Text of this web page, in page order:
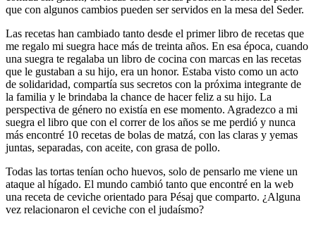
que con algunos cambios pueden ser servidos en la mesa del Seder.
Las recetas han cambiado tanto desde el primer libro de recetas que
me regalo mi suegra hace más de treinta años. En esa época, cuando
una suegra te regalaba un libro de cocina con marcas en las recetas
que le gustaban a su hijo, era un honor. Estaba visto como un acto
de solidaridad, compartía sus secretos con la próxima integrante de
la familia y le brindaba la chance de hacer feliz a su hijo. La
perspectiva de género no existía en ese momento. Agradezco a mi
suegra el libro que con el correr de los años se me perdió y nunca
más encontré 10 recetas de bolas de matzá, con las claras y yemas
juntas, separadas, con aceite, con grasa de pollo.
Todas las tortas tenían ocho huevos, solo de pensarlo me viene un
ataque al hígado. El mundo cambió tanto que encontré en la web
una receta de ceviche orientado para Pésaj que comparto. ¿Alguna
vez relacionaron el ceviche con el judaísmo?